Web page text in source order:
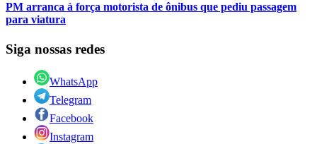
PM arranca à força motorista de ônibus que pediu passagem
para viatura
Siga nossas redes
WhatsApp
Telegram
Facebook
Instagram